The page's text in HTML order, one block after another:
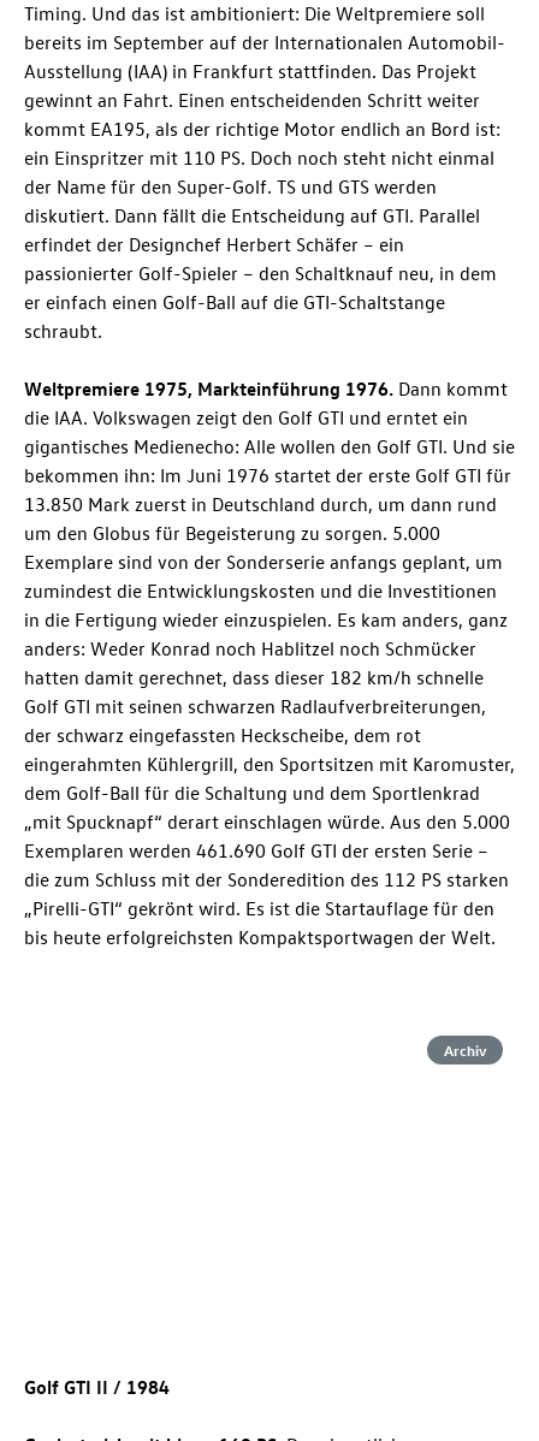
Timing. Und das ist ambitioniert: Die Weltpremiere soll
bereits im September auf der Internationalen Automobil-
Ausstellung (IAA) in Frankfurt stattfinden. Das Projekt
gewinnt an Fahrt. Einen entscheidenden Schritt weiter
kommt EA195, als der richtige Motor endlich an Bord ist:
ein Einspritzer mit 110 PS. Doch noch steht nicht einmal
der Name für den Super-Golf. TS und GTS werden
diskutiert. Dann fällt die Entscheidung auf GTI. Parallel
erfindet der Designchef Herbert Schäfer – ein
passionierter Golf-Spieler – den Schaltknauf neu, in dem
er einfach einen Golf-Ball auf die GTI-Schaltstange
schraubt.
Weltpremiere 1975, Markteinführung 1976. Dann kommt
die IAA. Volkswagen zeigt den Golf GTI und erntet ein
gigantisches Medienecho: Alle wollen den Golf GTI. Und sie
bekommen ihn: Im Juni 1976 startet der erste Golf GTI für
13.850 Mark zuerst in Deutschland durch, um dann rund
um den Globus für Begeisterung zu sorgen. 5.000
Exemplare sind von der Sonderserie anfangs geplant, um
zumindest die Entwicklungskosten und die Investitionen
in die Fertigung wieder einzuspielen. Es kam anders, ganz
anders: Weder Konrad noch Hablitzel noch Schmücker
hatten damit gerechnet, dass dieser 182 km/h schnelle
Golf GTI mit seinen schwarzen Radlaufverbreiterungen,
der schwarz eingefassten Heckscheibe, dem rot
eingerahmten Kühlergrill, den Sportsitzen mit Karomuster,
dem Golf-Ball für die Schaltung und dem Sportlenkrad
„mit Spucknapf“ derart einschlagen würde. Aus den 5.000
Exemplaren werden 461.690 Golf GTI der ersten Serie –
die zum Schluss mit der Sonderedition des 112 PS starken
„Pirelli-GTI“ gekrönt wird. Es ist die Startauflage für den
bis heute erfolgreichsten Kompaktsportwagen der Welt.
Archiv
Golf GTI II / 1984